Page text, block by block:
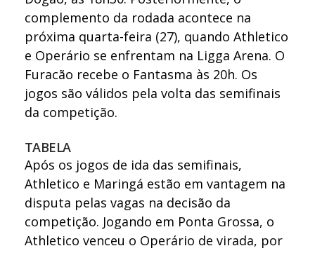
complemento da rodada acontece na
próxima quarta-feira (27), quando Athletico
e Operário se enfrentam na Ligga Arena. O
Furacão recebe o Fantasma às 20h. Os
jogos são válidos pela volta das semifinais
da competição.
TABELA
Após os jogos de ida das semifinais,
Athletico e Maringá estão em vantagem na
disputa pelas vagas na decisão da
competição. Jogando em Ponta Grossa, o
Athletico venceu o Operário de virada, por